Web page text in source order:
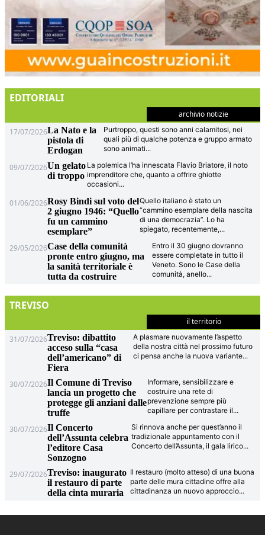
EDITORIALI
archivio notizie
17/07/2026La Nato e la
pistola di
Erdogan
Purtroppo, questi sono anni calamitosi, nei
quali più di qualche potenza e gruppo armato
sono animati...
09/07/2026Un gelato
di troppo
La polemica l’ha innescata Flavio Briatore, il noto
imprenditore che, quanto a offrire ghiotte
occasioni...
01/06/2026Rosy Bindi sul voto del
2 giugno 1946: “Quello
fu un cammino
esemplare”
Quello italiano è stato un
“cammino esemplare della nascita
di una democrazia”. Lo ha
spiegato, recentemente,...
29/05/2026Case della comunità
pronte entro giugno, ma
la sanità territoriale è
tutta da costruire
Entro il 30 giugno dovranno
essere completate in tutto il
Veneto. Sono le Case della
comunità, anello...
TREVISO
il territorio
31/07/2026Treviso: dibattito
acceso sulla “casa
dell’americano” di
Fiera
A plasmare nuovamente l’aspetto
della nostra città nel prossimo futuro
ci pensa anche la nuova variante...
30/07/2026Il Comune di Treviso
lancia un progetto che
protegge gli anziani dalle
truffe
Informare, sensibilizzare e
costruire una rete di
prevenzione sempre più
capillare per contrastare il...
30/07/2026Il Concerto
dell’Assunta celebra
l’editore Casa
Sonzogno
Si rinnova anche per quest’anno il
tradizionale appuntamento con il
Concerto dell’Assunta, il gala lirico...
29/07/2026Treviso: inaugurato
il restauro di parte
della cinta muraria
Il restauro (molto atteso) di una buona
parte delle mura cittadine offre alla
cittadinanza un nuovo approccio...